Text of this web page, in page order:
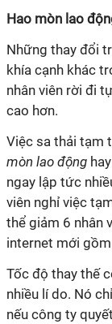
Hao mòn lao
Những thay đổi
khía cạnh khác
nhân viên rời đi
cao hơn.
Việc sa thải tạm
mòn lao động
ngay lập tức
viên nghỉ việc
thể giảm 6 nhân
internet mới
Tốc độ thay thế
nhiều lí do. Nó
nếu công ty